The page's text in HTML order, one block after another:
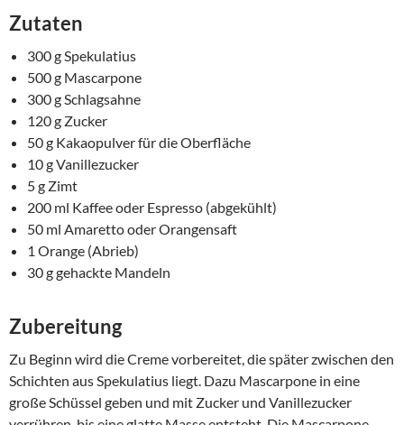
Zutaten
300 g Spekulatius
500 g Mascarpone
300 g Schlagsahne
120 g Zucker
50 g Kakaopulver für die Oberfläche
10 g Vanillezucker
5 g Zimt
200 ml Kaffee oder Espresso (abgekühlt)
50 ml Amaretto oder Orangensaft
1 Orange (Abrieb)
30 g gehackte Mandeln
Zubereitung
Zu Beginn wird die Creme vorbereitet, die später zwischen den
Schichten aus Spekulatius liegt. Dazu Mascarpone in eine
große Schüssel geben und mit Zucker und Vanillezucker